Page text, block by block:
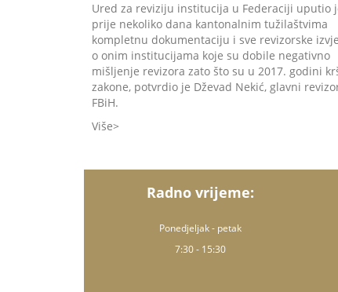
Ured za reviziju institucija u Federaciji uputio
prije nekoliko dana kantonalnim tužilaštvima
kompletnu dokumentaciju i sve revizorske
o onim institucijama koje su dobile negativno
mišljenje revizora zato što su u 2017. godini
zakone, potvrdio je Dževad Nekić, glavni
FBiH.
Više
Radno vrijeme:
Ponedjeljak - petak
7:30 - 15:30